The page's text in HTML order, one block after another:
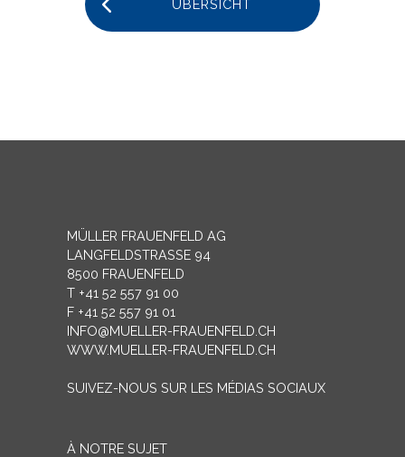
ÜBERSICHT
MÜLLER FRAUENFELD AG
LANGFELDSTRASSE 94
8500 FRAUENFELD
T +41 52 557 91 00
F +41 52 557 91 01
INFO@MUELLER-FRAUENFELD.CH
WWW.MUELLER-FRAUENFELD.CH
SUIVEZ-NOUS SUR LES MÉDIAS SOCIAUX
À NOTRE SUJET